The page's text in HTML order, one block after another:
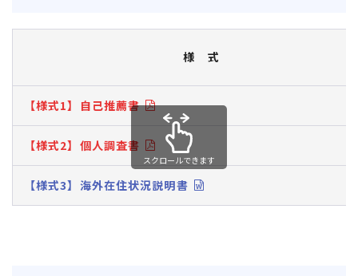
様 式
【様式1】自己推薦書
【様式2】個人調査書
【様式3】海外在住状況説明書
スクロールできます